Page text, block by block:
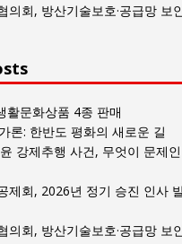
의회, 방산기술보호·공급망 보
활문화상품 4종 판매
론: 한반도 평화의 새로운 길
강제추행 사건, 무엇이 문제인
제회, 2026년 정기 승진 인사
의회, 방산기술보호·공급망 보